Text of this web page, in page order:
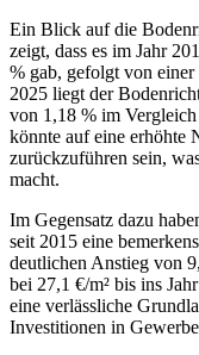
Ein Blick auf die
zeigt, dass es im Jahr
% gab, gefolgt von einer
2025 liegt der
von 1,18 % im
könnte auf eine erhöhte
zurückzuführen sein,
macht.
Im Gegensatz dazu
seit 2015 eine
deutlichen Anstieg von
bei 27,1 €/m² bis ins
eine verlässliche
Investitionen in